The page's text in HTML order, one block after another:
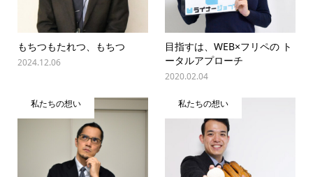
もちつもたれつ、もちつ
2024.12.06
目指すは、WEB×フリペの ト
ータルアプローチ
2020.02.04
私たちの想い 私たちの想い